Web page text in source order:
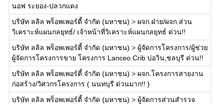
นอฟ ระยอง-ปลวกแดง
บริษัท ลลิล พร็อพเพอร์ตี้ จำกัด (มหาชน) > ผจก.ฝ่าย/ผจก.ส่วน
วิเคราะห์แผนกลยุทธ์/ เจ้าหน้าที่วิเคราะห์แผนกลยุทธ์ ด่วน!!
บริษัท ลลิล พร็อพเพอร์ตี้ จำกัด (มหาชน) > ผู้จัดการโครงการ/ผู้ช่วย
ผู้จัดการโครงการขาย โครงการ Lanceo Crib บ่อวิน,ชลบุรี ด่วน!!
บริษัท ลลิล พร็อพเพอร์ตี้ จำกัด (มหาชน) > ผจก.โครงการสายงาน
ก่อสร้าง/วิศวกรโครงการ ( นนทบุรี ด่วนมาก!! )
บริษัท ลลิล พร็อพเพอร์ตี้ จำกัด (มหาชน) > ผู้จัดการส่วนสำรวจ